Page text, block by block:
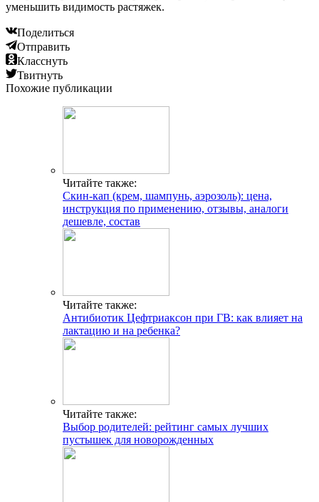
уменьшить видимость растяжек.
Поделиться
Отправить
Класснуть
Твитнуть
Похожие публикации
Читайте также:
Скин-кап (крем, шампунь, аэрозоль): цена,
инструкция по применению, отзывы, аналоги
дешевле, состав
Читайте также:
Антибиотик Цефтриаксон при ГВ: как влияет на
лактацию и на ребенка?
Читайте также:
Выбор родителей: рейтинг самых лучших
пустышек для новорожденных